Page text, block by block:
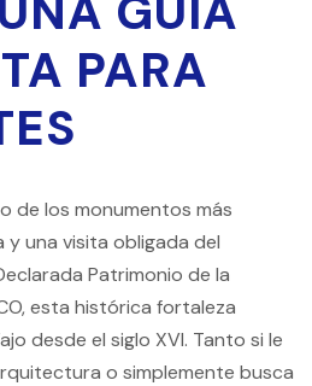
PARA
de los monumentos más
una visita obligada del
Patrimonio de la
esta histórica fortaleza
desde el siglo XVI. Tanto si le
o simplemente busca